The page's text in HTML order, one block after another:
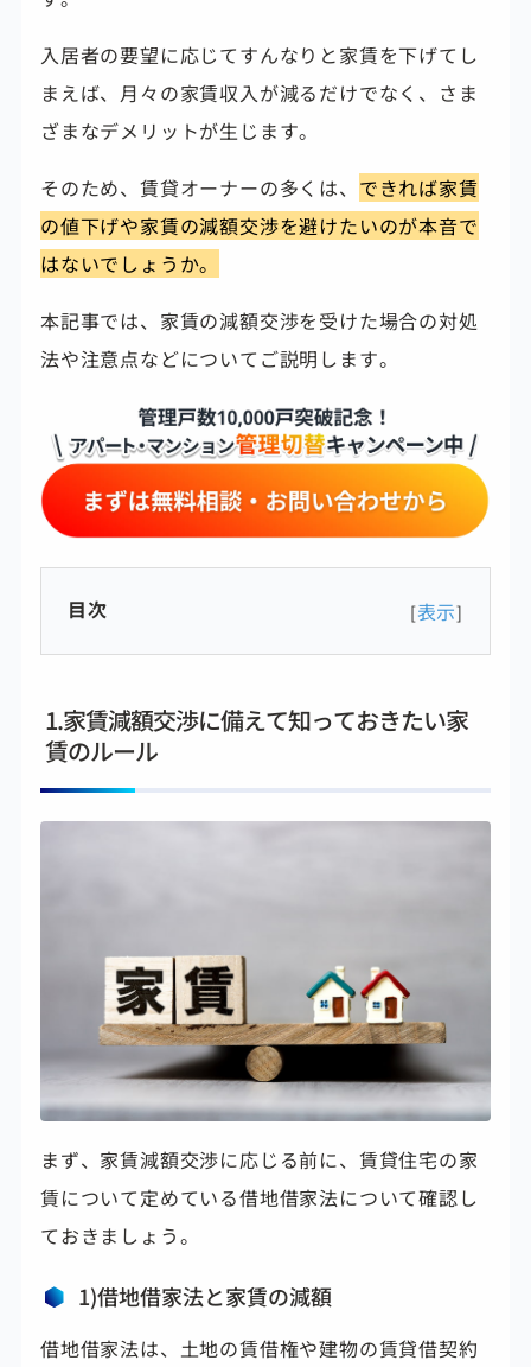
入居者の要望に応じてすんなりと家賃を下げてし
まえば、月々の家賃収入が減るだけでなく、さま
ざまなデメリットが生じます。
そのため、賃貸オーナーの多くは、 できれば家賃
の値下げや家賃の減額交渉を避けたいのが本音で
はないでしょうか。
本記事では、家賃の減額交渉を受けた場合の対処
法や注意点などについてご説明します。
目次 [表示]
1.家賃減額交渉に備えて知っておきたい家
賃のルール
まず、家賃減額交渉に応じる前に、賃貸住宅の家
賃について定めている借地借家法について確認し
ておきましょう。
1)借地借家法と家賃の減額
借地借家法は、土地の賃借権や建物の賃貸借契約